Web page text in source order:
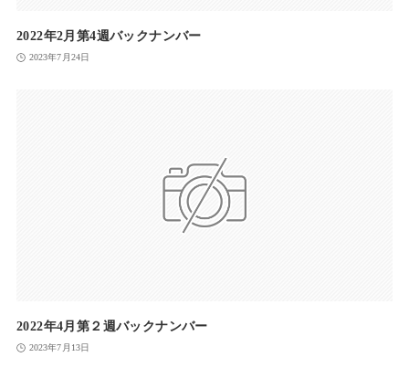
2022年2月第4週バックナンバー
2023年7月24日
2022年4月第２週バックナンバー
2023年7月13日